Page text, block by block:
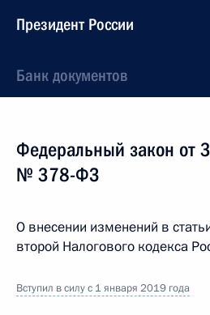
Президент России
Банк документов
Федеральный закон от
№ 378-ФЗ
О внесении изменений в
второй Налогового кодекса
Вступил в силу с 1 января 2019 года